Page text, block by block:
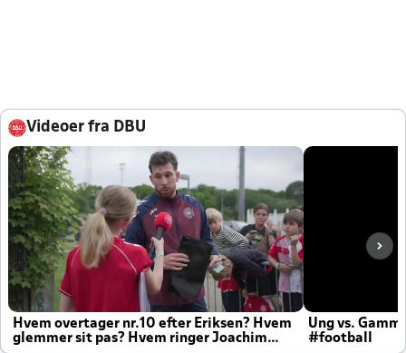
Videoer fra DBU
Hvem overtager nr.10 efter Eriksen? Hvem
glemmer sit pas? Hvem ringer Joachim
Ung vs.
#football